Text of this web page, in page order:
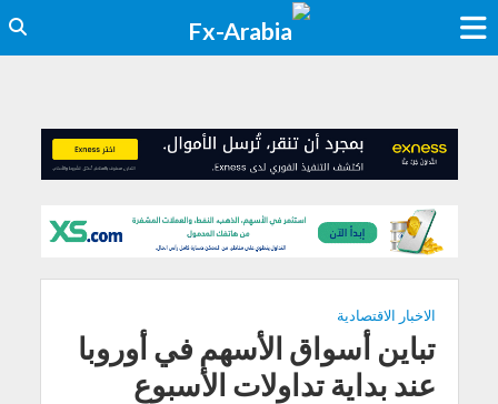
الاخبار الاقتصادية
تباين أسواق الأسهم في أوروبا
عند بداية تداولات الأسبوع